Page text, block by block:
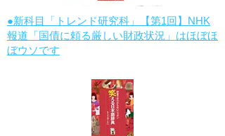
●新科目「トレンド研究科」【第1回】NHK
報道「国債に頼る厳しい財政状況」はほぼほ
ぼウソです